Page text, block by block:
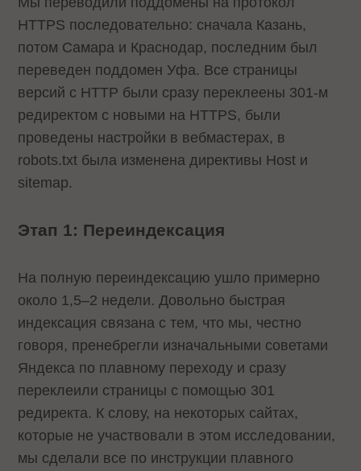
HTTPS последовательно: сначала Казань,
потом Самара и Краснодар, последним был
переведен поддомен Уфа. Все страницы
версий с HTTP были сразу переклеены 301-м
редиректом с новыми на HTTPS, были
проведены настройки в вебмастерах, в
robots.txt была изменена директивы Host и
sitemap.
Этап 1: Переиндексация
На полную переиндексацию ушло примерно
около 1,5–2 недели. Довольно быстрая
индексация связана с тем, что мы, честно
говоря, пренебрегли изначальными советами
Яндекса по плавному переходу и сразу
переклеили страницы с помощью 301
редиректа. К слову, на некоторых сайтах,
которые не участвовали в этом исследовании,
мы сделали все по инструкции плавного